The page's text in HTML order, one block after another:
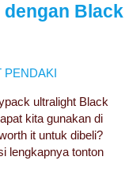
dengan Black
PENDAKI
ultralight Black
kita gunakan di
it untuk dibeli?
lengkapnya tonton